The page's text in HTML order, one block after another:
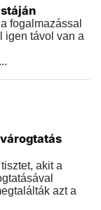
fogalmazással
igen távol van a
akit a
azt a